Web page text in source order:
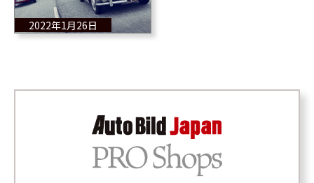
2022年1月26日